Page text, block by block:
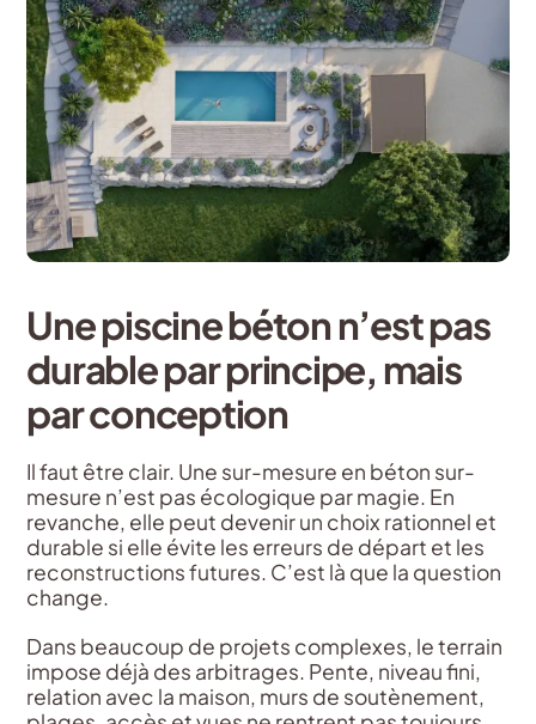
Une piscine béton n’est pas
durable par principe, mais
par conception
Il faut être clair. Une sur-mesure en béton sur-
mesure n’est pas écologique par magie. En
revanche, elle peut devenir un choix rationnel et
durable si elle évite les erreurs de départ et les
reconstructions futures. C’est là que la question
change.
Dans beaucoup de projets complexes, le terrain
impose déjà des arbitrages. Pente, niveau fini,
relation avec la maison, murs de soutènement,